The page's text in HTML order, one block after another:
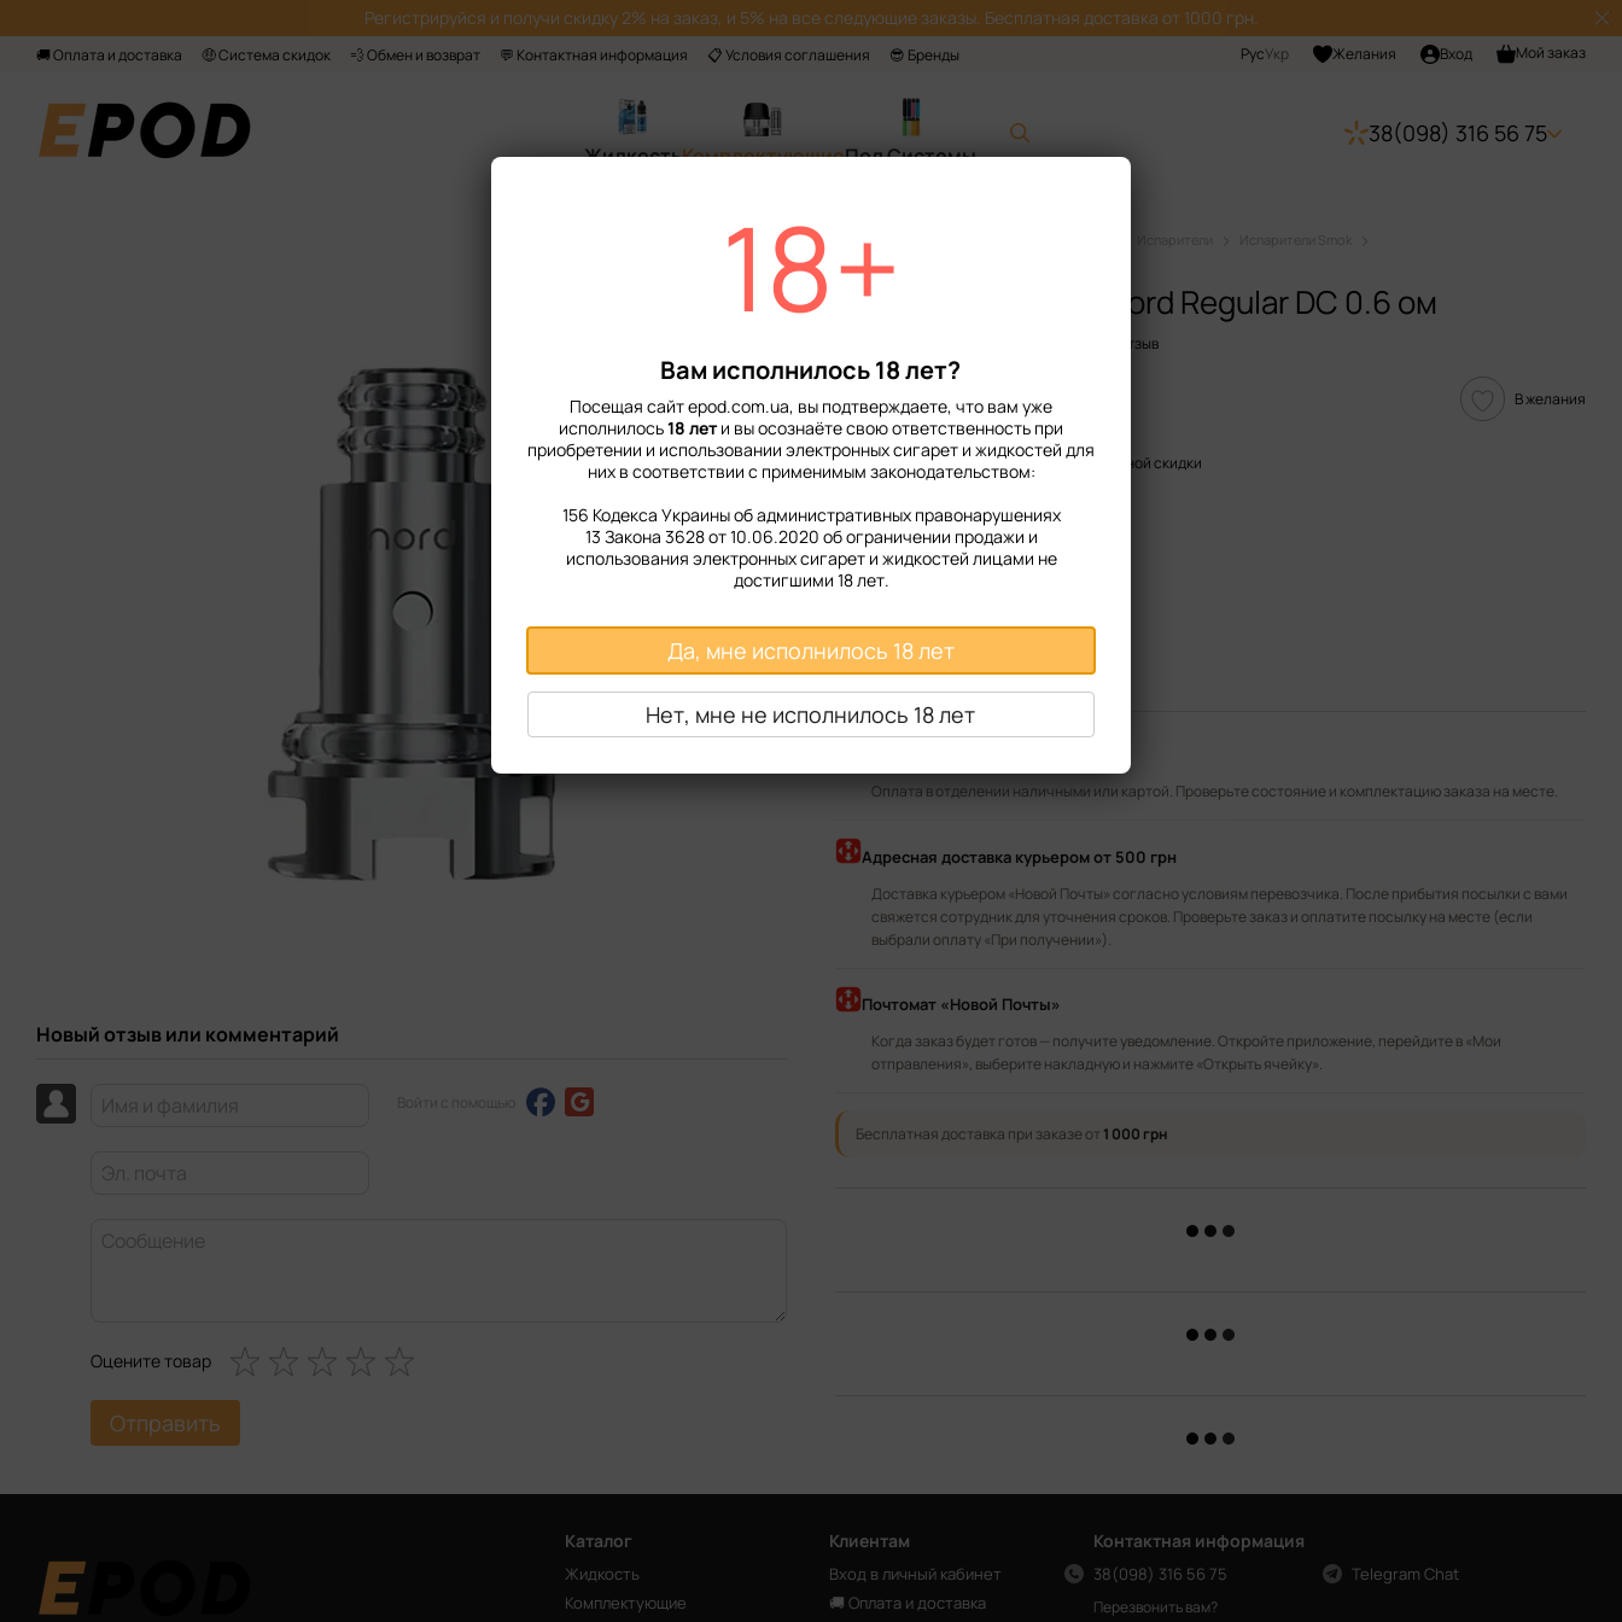
Регистрируйся‌ и получи скидку 2% на заказ, и 5% на все следующие заказы. Бесплатная доставка от 1000 грн.
🚚 Оплата и доставка 🤑 Система скидок 💨 Обмен и возврат 💬 Контактная информация 📋 Условия соглашения 😎 Бренды РусУкр Желания Вход Мой заказ
ЖидкостьКомплектующиеПод Системы
38(098) 316 56 75
Новый отзыв или комментарий
Войти с помощью
Оцените товар
Отправить
Главная Испарители
Испарители Smok
Испаритель Smok Nord Regular DC 0.6 ом
Оставить отзыв
135 грн В желания
% Войти для отображения накопительной скидки
Сопротивление‌
Regular DC 0.6 ом
Доставка Оплата
Оплата в отделении наличными или картой. Проверьте состояние и комплектацию заказа на месте.
Адресная доставка курьеромот 500 грн
Доставка курьером «Новой Почты» согласно условиям перевозчика. После прибытия посылки с вами
свяжется сотрудник для уточнения сроков. Проверьте заказ и оплатите посылку на месте (если
выбрали оплату «При получении»).
Почтомат «Новой Почты»
Когда заказ будет готов — получите уведомление. Откройте приложение, перейдите в «Мои
отправления», выберите накладную и нажмите «Открыть ячейку».
Бесплатная доставка при заказе от 1 000 грн
Каталог
Жидкость
Комплектующие
Клиентам
Вход в личный кабинет
🚚 Оплата и доставка
Контактная информация
38(098) 316 56 75
Перезвонить вам?
Telegram Chat
18+
Вам исполнилось 18 лет?
Посещая сайт epod.com.ua, вы подтверждаете, что вам уже
исполнилось18 лет и вы осознаёте свою ответственность при
приобретении и использовании электронных сигарет и жидкостей для
них в соответствии с применимым законодательством:
156 Кодекса Украины об административных правонарушениях
13 Закона 3628 от 10.06.2020 об ограничении продажи и
использования электронных сигарет и жидкостей лицами не
достигшими 18 лет.
Да, мне исполнилось 18 лет
Нет, мне не исполнилось 18 лет